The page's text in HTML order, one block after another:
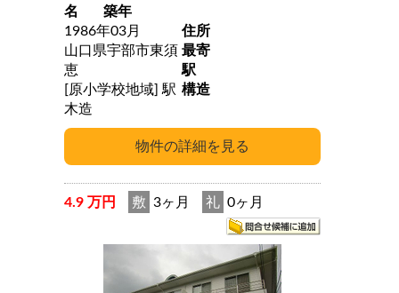
名
築年
1986年03月
住所
山口県宇部市東須
恵
最寄
駅
[原小学校地域] 駅 構造
木造
4.9 万円 敷 3ヶ月 礼 0ヶ月